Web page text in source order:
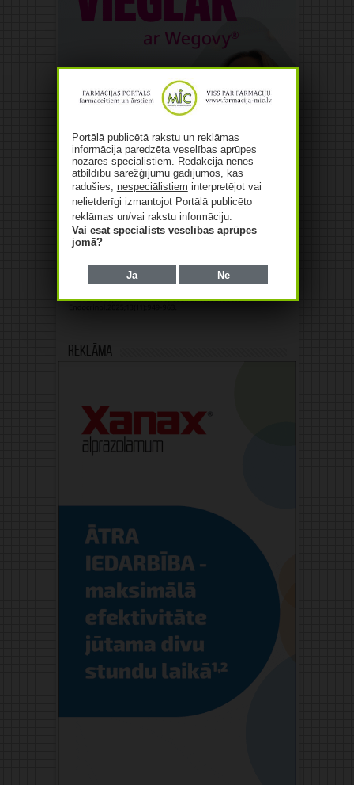
Reklāma
Portālā publicētā rakstu un reklāmas
informācija paredzēta veselības aprūpes
nozares speciālistiem. Redakcija nenes
atbildību sarežģījumu gadījumos, kas
radušies, nespeciālistiem interpretējot vai
nelietderīgi izmantojot Portālā publicēto
reklāmas un/vai rakstu informāciju.
Vai esat speciālists veselības aprūpes
jomā?
Jā Nē